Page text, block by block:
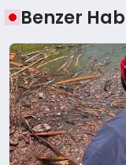
Benzer